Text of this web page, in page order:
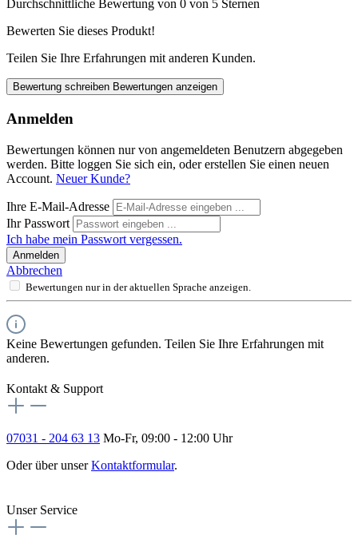
Durchschnittliche Bewertung von 0 von 5 Sternen
Bewerten Sie dieses Produkt!
Teilen Sie Ihre Erfahrungen mit anderen Kunden.
Bewertung schreiben Bewertungen anzeigen
Anmelden
Bewertungen können nur von angemeldeten Benutzern abgegeben
werden. Bitte loggen Sie sich ein, oder erstellen Sie einen neuen
Account. Neuer Kunde?
Ihre E-Mail-Adresse
Ihr Passwort
Ich habe mein Passwort vergessen.
Anmelden
Abbrechen
Bewertungen nur in der aktuellen Sprache anzeigen.
Keine Bewertungen gefunden. Teilen Sie Ihre Erfahrungen mit
anderen.
Kontakt & Support
07031 - 204 63 13 Mo-Fr, 09:00 - 12:00 Uhr
Oder über unserKontaktformular.
Unser Service